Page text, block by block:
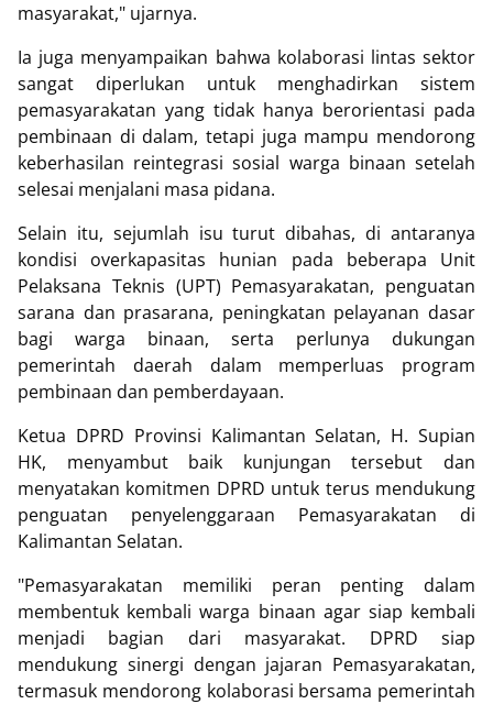
masyarakat," ujarnya.
Ia juga menyampaikan bahwa kolaborasi lintas sektor
sangat diperlukan untuk menghadirkan sistem
pemasyarakatan yang tidak hanya berorientasi pada
pembinaan di dalam, tetapi juga mampu mendorong
keberhasilan reintegrasi sosial warga binaan setelah
selesai menjalani masa pidana.
Selain itu, sejumlah isu turut dibahas, di antaranya
kondisi overkapasitas hunian pada beberapa Unit
Pelaksana Teknis (UPT) Pemasyarakatan, penguatan
sarana dan prasarana, peningkatan pelayanan dasar
bagi warga binaan, serta perlunya dukungan
pemerintah daerah dalam memperluas program
pembinaan dan pemberdayaan.
Ketua DPRD Provinsi Kalimantan Selatan, H. Supian
HK, menyambut baik kunjungan tersebut dan
menyatakan komitmen DPRD untuk terus mendukung
penguatan penyelenggaraan Pemasyarakatan di
Kalimantan Selatan.
"Pemasyarakatan memiliki peran penting dalam
membentuk kembali warga binaan agar siap kembali
menjadi bagian dari masyarakat. DPRD siap
mendukung sinergi dengan jajaran Pemasyarakatan,
termasuk mendorong kolaborasi bersama pemerintah